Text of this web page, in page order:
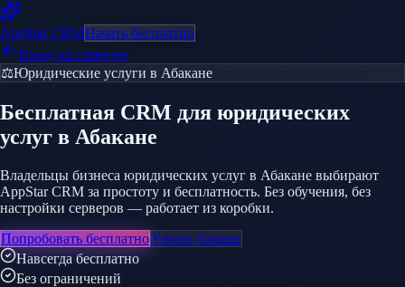
AppStarCRMНачать бесплатно
Назад на главную
⚖️Юридические услуги в Абакане
Бесплатная CRM для юридических
услуг в Абакане
Владельцы бизнеса юридических услуг в Абакане выбирают
AppStar CRM за простоту и бесплатность. Без обучения, без
настройки серверов — работает из коробки.
Попробовать бесплатноУзнать больше
Навсегда бесплатно
Без ограничений